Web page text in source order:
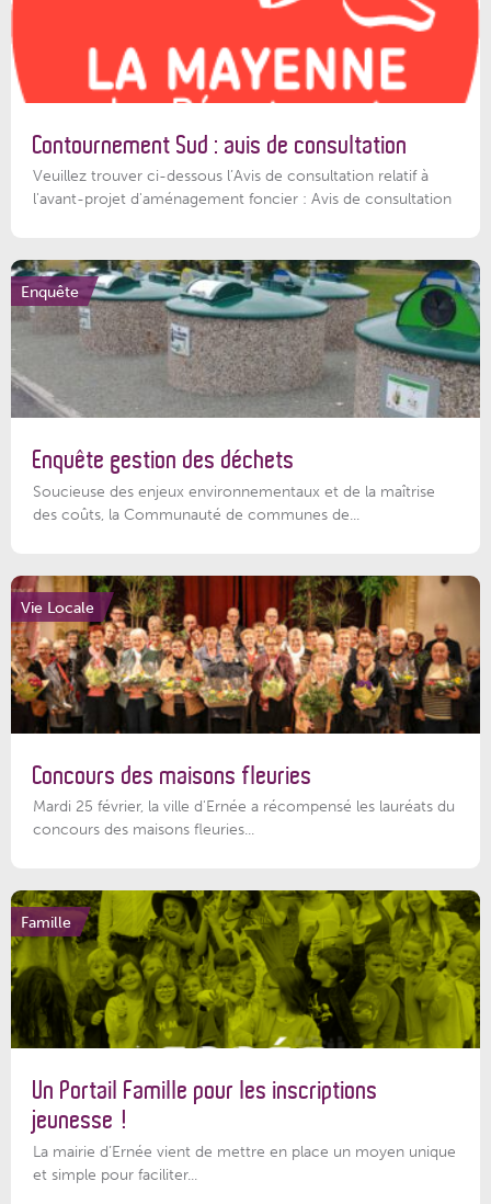
Contournement Sud : avis de consultation
Veuillez trouver ci-dessous l’Avis de consultation relatif à
l'avant-projet d'aménagement foncier : Avis de consultation
Enquête
Enquête gestion des déchets
Soucieuse des enjeux environnementaux et de la maîtrise
des coûts, la Communauté de communes de...
Vie Locale
Concours des maisons fleuries
Mardi 25 février, la ville d'Ernée a récompensé les lauréats du
concours des maisons fleuries...
Famille
Un Portail Famille pour les inscriptions
jeunesse !
La mairie d’Ernée vient de mettre en place un moyen unique
et simple pour faciliter...